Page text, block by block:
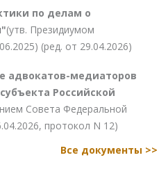
по делам о
(утв. Президиумом
(ред. от 29.04.2026)
адвокатов-медиаторов
Российской
Совета Федеральной
протокол N 12)
Все документы >>